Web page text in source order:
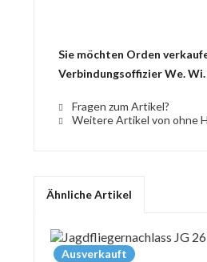
Sie möchten Orden
Verbindungsoffizier We. Wi.
Fragen zum Artikel?
Weitere Artikel von ohne
Ähnliche Artikel
Ausverkauft